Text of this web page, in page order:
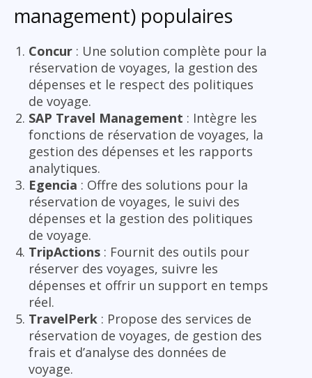
management) populaires
Concur : Une solution complète pour la
réservation de voyages, la gestion des
dépenses et le respect des politiques
de voyage.
SAP Travel Management : Intègre les
fonctions de réservation de voyages, la
gestion des dépenses et les rapports
analytiques.
Egencia : Offre des solutions pour la
réservation de voyages, le suivi des
dépenses et la gestion des politiques
de voyage.
TripActions : Fournit des outils pour
réserver des voyages, suivre les
dépenses et offrir un support en temps
réel.
TravelPerk : Propose des services de
réservation de voyages, de gestion des
frais et d’analyse des données de
voyage.